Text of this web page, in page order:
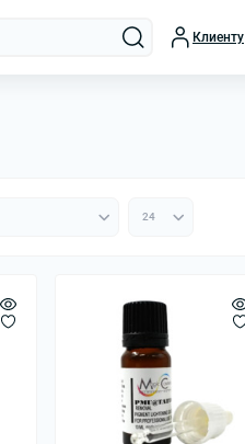
Клиенту